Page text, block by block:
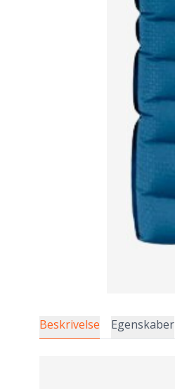
Beskrivelse Egenskaber